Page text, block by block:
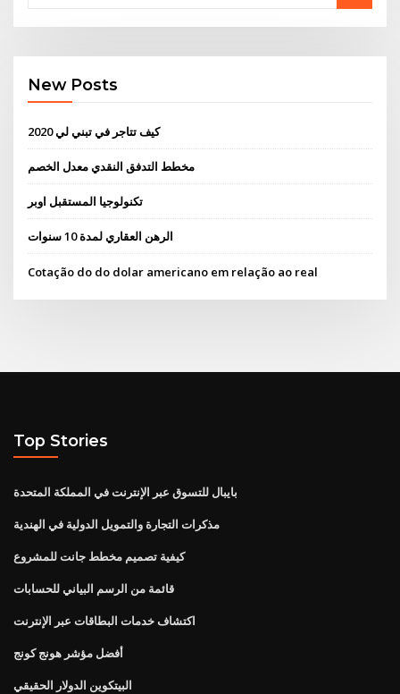
New Posts
كيف تتاجر في تبني لي 2020
مخطط التدفق النقدي معدل الخصم
تكنولوجيا المستقبل اوبر
الرهن العقاري لمدة 10 سنوات
Cotação do do dolar americano em relação ao real
Top Stories
بايبال للتسوق عبر الإنترنت في المملكة المتحدة
مذكرات التجارة والتمويل الدولية في الهندية
كيفية تصميم مخطط جانت للمشروع
قائمة من الرسم البياني للحسابات
اكتشاف خدمات البطاقات عبر الإنترنت
أفضل مؤشر هونج كونج
البيتكوين الدولار الحقيقي